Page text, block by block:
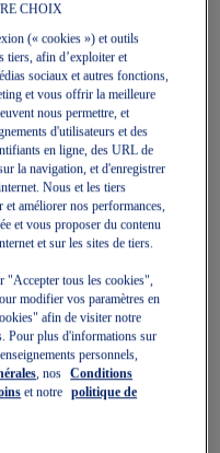
Nouveau
RUNNING CAP
Chapeaux Unisexes
45,00 $
CHOIX
(« cookies ») et outils
tiers, afin d’exploiter et
sociaux et autres fonctions,
et vous offrir la meilleure
nous permettre, et
d'utilisateurs et des
en ligne, des URL de
la navigation, et d'enregistrer
Nous et les tiers
et améliorer nos performances,
et vous proposer du contenu
et sur les sites de tiers.
"Accepter tous les cookies",
modifier vos paramètres en
afin de visiter notre
Pour plus d'informations sur
personnels,
, nos
Conditions
et notre
politique de